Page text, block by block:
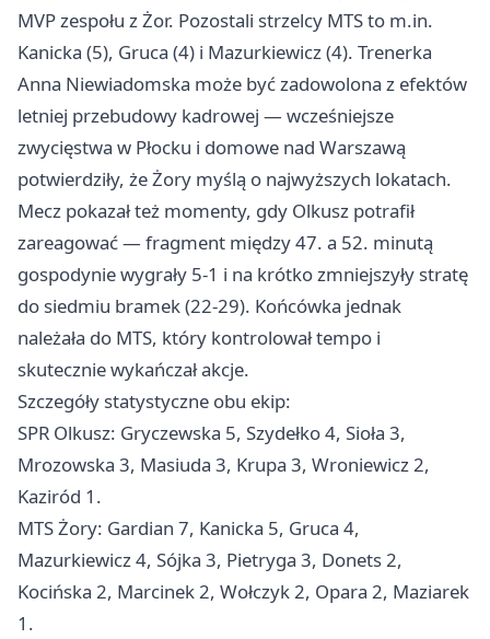
MVP zespołu z Żor. Pozostali strzelcy MTS to m.in.
Kanicka (5), Gruca (4) i Mazurkiewicz (4). Trenerka
Anna Niewiadomska może być zadowolona z efektów
letniej przebudowy kadrowej — wcześniejsze
zwycięstwa w Płocku i domowe nad Warszawą
potwierdziły, że Żory myślą o najwyższych lokatach.
Mecz pokazał też momenty, gdy Olkusz potrafił
zareagować — fragment między 47. a 52. minutą
gospodynie wygrały 5-1 i na krótko zmniejszyły stratę
do siedmiu bramek (22-29). Końcówka jednak
należała do MTS, który kontrolował tempo i
skutecznie wykańczał akcje.
Szczegóły statystyczne obu ekip:
SPR Olkusz: Gryczewska 5, Szydełko 4, Sioła 3,
Mrozowska 3, Masiuda 3, Krupa 3, Wroniewicz 2,
Kaziród 1.
MTS Żory: Gardian 7, Kanicka 5, Gruca 4,
Mazurkiewicz 4, Sójka 3, Pietryga 3, Donets 2,
Kocińska 2, Marcinek 2, Wołczyk 2, Opara 2, Maziarek
1.